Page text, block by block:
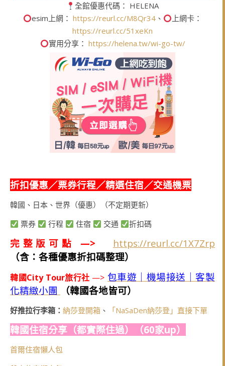
全館優惠代碼： HELENA
esim上網： https://reurl.cc/M8Qr34 、
上網卡：
https://reurl.cc/51xeKn
實用分享： https://helena.tw/wi-go-tw/
折扣優惠／票券行程／精選住宿／交通機票
韓國、日本、世界（優惠）（不定期更新）
票券
行程 住宿 交通 折扣碼
完整版可點 —>
https://reurl.cc/1X7Zrp
（含：各種優惠折扣碼整理）
韓國City Tour旅行社 —> 包車遊｜機場接送｜客製
化精緻小團
（韓國各地皆可）
好推拉行李箱： 納莎登開箱 、 「NaSaDen納莎登」直接下單
韓國住宿分享（都實際住過）（60家up）
首爾住宿懶人包